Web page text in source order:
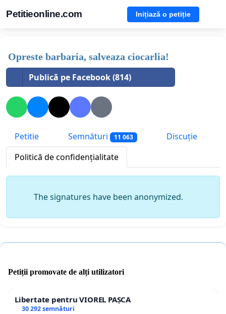
Petitieonline.com Inițiază o petiție
Opreste barbaria, salveaza ciocarlia!
Publică pe Facebook (814)
Petitie Semnături 11 063
Discuție
Politică de confidențialitate
The signatures have been anonymized.
Petiții promovate de alți utilizatori
Libertate pentru VIOREL PAȘCA
30 292 semnături